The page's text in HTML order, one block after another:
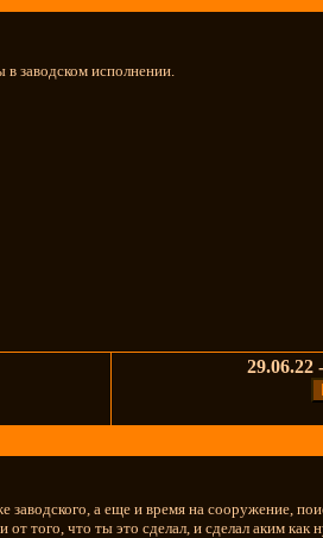
заводском исполнении.
29.06.22
а еще и время на сооружение,
того, что ты это сделал, и сделал аким как